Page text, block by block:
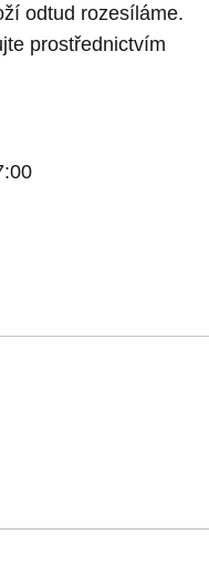
odtud rozesíláme.
prostřednictvím